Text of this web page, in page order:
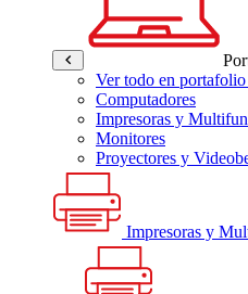
Ver todo en portafolio
Computadores
Impresoras y
Monitores
Proyectores y
Impresoras y